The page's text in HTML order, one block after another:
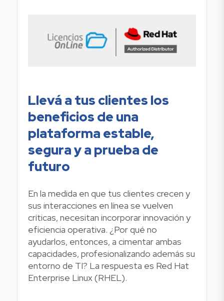
Llevá a tus clientes los
beneficios de una
plataforma estable,
segura y a prueba de
futuro
En la medida en que tus clientes crecen y
sus interacciones en línea se vuelven
críticas, necesitan incorporar innovación y
eficiencia operativa. ¿Por qué no
ayudarlos, entonces, a cimentar ambas
capacidades, profesionalizando además su
entorno de TI? La respuesta es Red Hat
Enterprise Linux (RHEL).